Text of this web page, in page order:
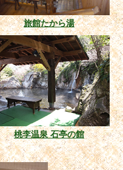
旅館たから湯
桃李温泉 石亭の館